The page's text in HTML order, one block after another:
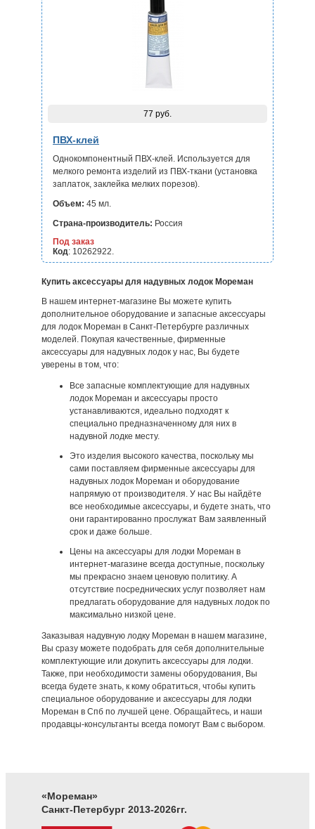
ПВХ-клей
Однокомпонентный ПВХ-клей. Используется для
мелкого ремонта изделий из ПВХ-ткани (установка
заплаток, заклейка мелких порезов).
Объем: 45 мл.
Страна-производитель: Россия
Под заказ
Код: 10262922.
77 руб.
Купить аксессуары для надувных лодок Мореман
В нашем интернет-магазине Вы можете купить
дополнительное оборудование и запасные аксессуары
для лодок Мореман в Санкт-Петербурге различных
моделей. Покупая качественные, фирменные
аксессуары для надувных лодок у нас, Вы будете
уверены в том, что:
Все запасные комплектующие для надувных
лодок Мореман и аксессуары просто
устанавливаются, идеально подходят к
специально предназначенному для них в
надувной лодке месту.
Это изделия высокого качества, поскольку мы
сами поставляем фирменные аксессуары для
надувных лодок Мореман и оборудование
напрямую от производителя. У нас Вы найдёте
все необходимые аксессуары, и будете знать, что
они гарантированно прослужат Вам заявленный
срок и даже больше.
Цены на аксессуары для лодки Мореман в
интернет-магазине всегда доступные, поскольку
мы прекрасно знаем ценовую политику. А
отсутствие посреднических услуг позволяет нам
предлагать оборудование для надувных лодок по
максимально низкой цене.
Заказывая надувную лодку Мореман в нашем магазине,
Вы сразу можете подобрать для себя дополнительные
комплектующие или докупить аксессуары для лодки.
Также, при необходимости замены оборудования, Вы
всегда будете знать, к кому обратиться, чтобы купить
специальное оборудование и аксессуары для лодки
Мореман в Спб по лучшей цене. Обращайтесь, и наши
продавцы-консультанты всегда помогут Вам с выбором.
«Мореман»
Санкт-Петербург 2013-2026гг.